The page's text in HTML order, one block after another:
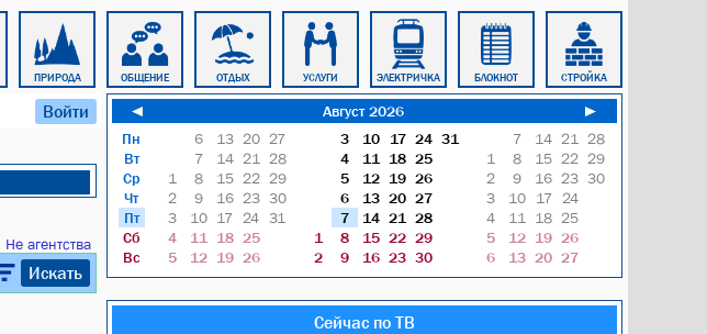
ПРИРОДА ОБЩЕНИЕ ОТДЫХ УСЛУГИ ЭЛЕКТРИЧКА БЛОКНОТ СТРОЙКА
Войти
Не агентства
Искать
◄ Август 2026
►
Пн
Вт
Ср
Чт
Пт
Сб
Вс
6 13 20 27
7
14 21
28
1
8 15 22 29
2
9 16 23 30
3
10 17 24 31
4
11 18 25
5
12 19 26
3 10 17 24 31
4
11 18 25
5
12 19 26
6
13 20 27
7
14 21
28
1
8 15 22 29
2
9 16 23 30
7 14 21
28
1
8 15 22 29
2
9 16 23 30
3
10 17
24
4
11 18 25
5
12 19 26
6
13 20 27
Сейчас по ТВ